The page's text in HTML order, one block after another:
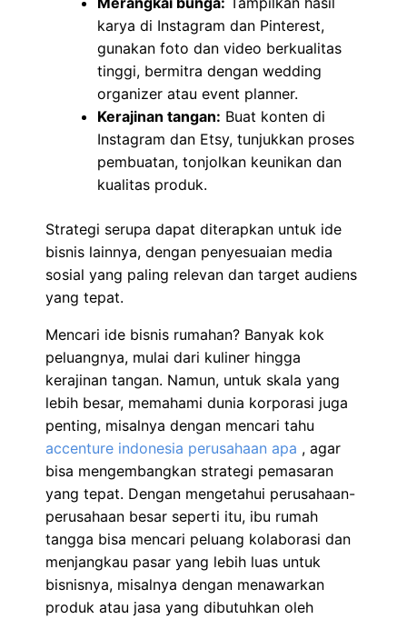
karya di Instagram dan Pinterest,
gunakan foto dan video berkualitas
tinggi, bermitra dengan wedding
organizer atau event planner.
Kerajinan tangan: Buat konten di
Instagram dan Etsy, tunjukkan proses
pembuatan, tonjolkan keunikan dan
kualitas produk.
Strategi serupa dapat diterapkan untuk ide
bisnis lainnya, dengan penyesuaian media
sosial yang paling relevan dan target audiens
yang tepat.
Mencari ide bisnis rumahan? Banyak kok
peluangnya, mulai dari kuliner hingga
kerajinan tangan. Namun, untuk skala yang
lebih besar, memahami dunia korporasi juga
penting, misalnya dengan mencari tahu
accenture indonesia perusahaan apa , agar
bisa mengembangkan strategi pemasaran
yang tepat. Dengan mengetahui perusahaan-
perusahaan besar seperti itu, ibu rumah
tangga bisa mencari peluang kolaborasi dan
menjangkau pasar yang lebih luas untuk
bisnisnya, misalnya dengan menawarkan
produk atau jasa yang dibutuhkan oleh